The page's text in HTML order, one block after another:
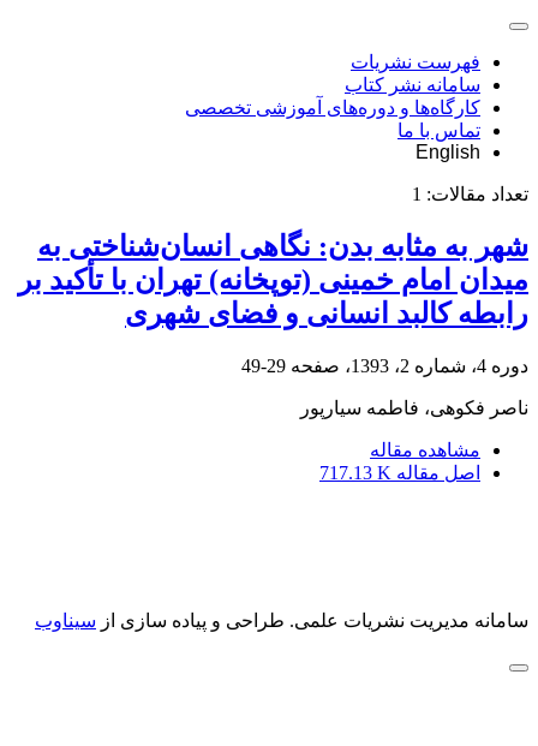
فهرست نشریات
سامانه نشر کتاب
کارگاه‌ها و دوره‌های آموزشی تخصصی
تماس با ما
English
تعداد مقالات: 1
شهر به مثابه بدن: نگاهی انسان‌شناختی به
میدان امام خمینی (توپخانه) تهران با تأکید بر
رابطه کالبد انسانی و فضای شهری
دوره 4، شماره 2، 1393، صفحه 29-49
ناصر فکوهی، فاطمه سیارپور
مشاهده مقاله
اصل مقاله 717.13 K
سامانه مدیریت نشریات علمی. طراحی و پیاده سازی از سیناوب